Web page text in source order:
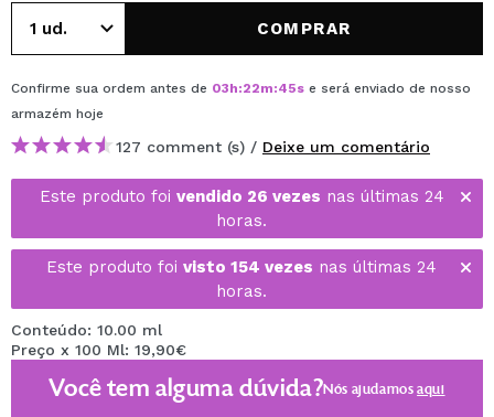
COMPRAR
Confirme sua ordem antes de 03h:22m:45s e será enviado de nosso
armazém hoje
127 comment (s) / Deixe um comentário
Este produto foi vendido 26 vezes nas últimas 24
horas.
Este produto foi visto 154 vezes nas últimas 24
horas.
Conteúdo: 10.00 ml
Preço x 100 Ml: 19,90€
Você tem alguma dúvida?Nós ajudamosaqui